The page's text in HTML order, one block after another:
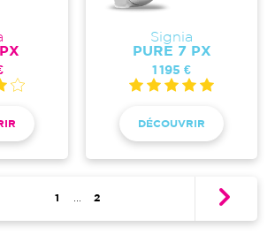
Signia
PURE 7 PX
1 195 €
DÉCOUVRIR
Première page
1 Page
2